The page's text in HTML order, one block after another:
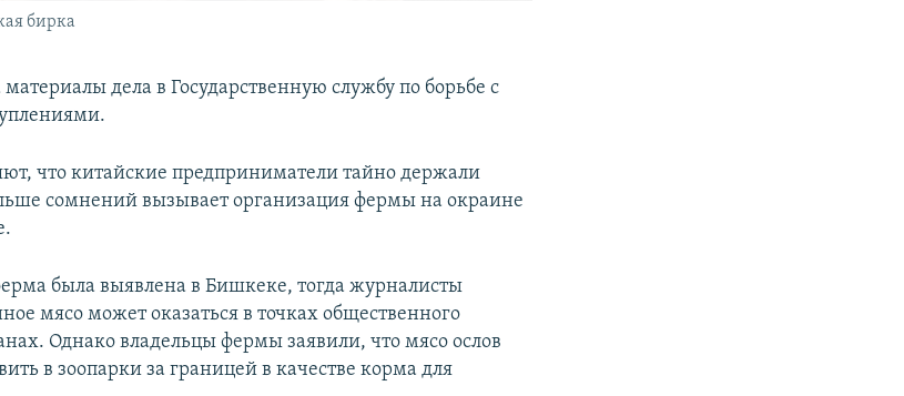
бирка
дела в Государственную службу по борьбе с
что китайские предприниматели тайно держали
сомнений вызывает организация фермы на окраине
была выявлена в Бишкеке, тогда журналисты
мясо может оказаться в точках общественного
Однако владельцы фермы заявили, что мясо ослов
в зоопарки за границей в качестве корма для